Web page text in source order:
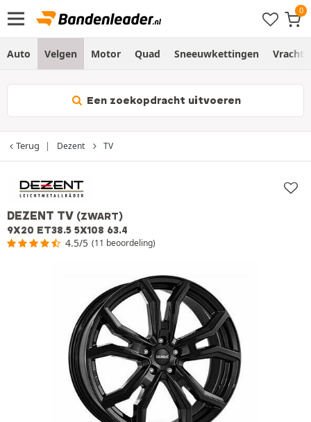
Auto Velgen Motor Quad Sneeuwkettingen
Een zoekopdracht uitvoeren
Terug Dezent TV
DEZENT TV (ZWART)
9X20 ET38.5 5X108 63.4
4.5/5 (11 beoordeling)